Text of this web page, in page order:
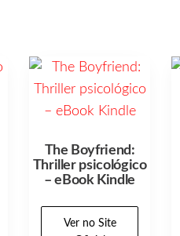
The Boyfriend:
Thriller psicológico
– eBook Kindle
Ver no Site